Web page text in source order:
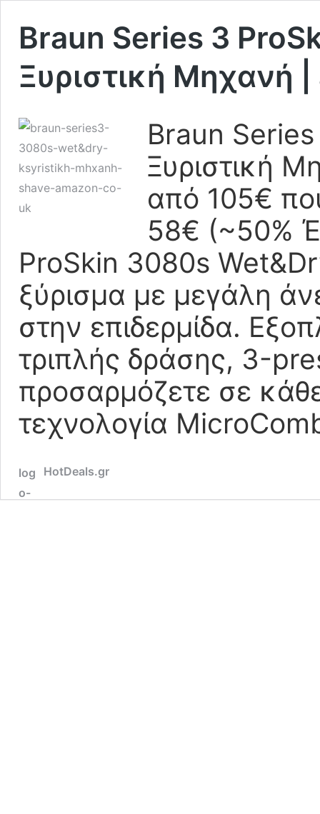
Braun Series 3
Ξυριστική Μηχανή
Braun
Ξυριστική
από 105€
58€ (~50%
ProSkin 3080s
ξύρισμα με μεγάλη
στην επιδερμίδα.
τριπλής δράσης, 3-
προσαρμόζετε σε
τεχνολογία
HotDeals.gr